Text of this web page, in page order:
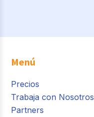
Menú
Precios
Trabaja con Nosotros
Partners